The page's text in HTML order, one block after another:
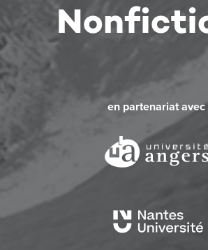
en partenariat avec